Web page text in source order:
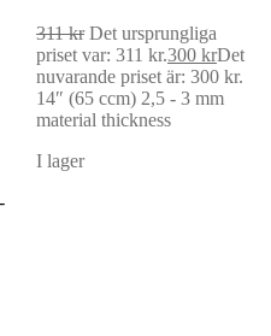
311kr Det ursprungliga
priset var: 311 kr.300 krDet
nuvarande priset är: 300 kr.
14″ (65 ccm) 2,5 - 3 mm
material thickness
I lager